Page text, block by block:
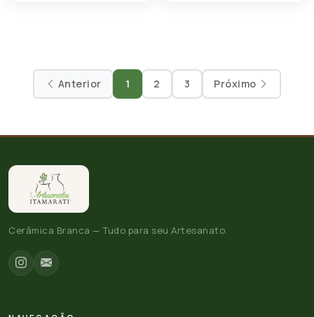
Anterior 1 2 3 Próximo
Cerâmica Branca — Tudo para seu Artesanato.